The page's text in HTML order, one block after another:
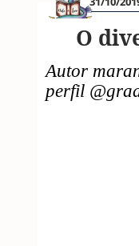
O
Autor
perfil